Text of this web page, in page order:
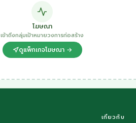
โฆษณา
เข้าถึงกลุ่มเป้าหมายวงการก่อสร้าง
ดูแพ็กเกจโฆษณา →
เกี่ยวกับ